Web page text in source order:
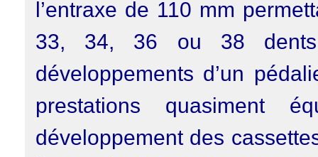
l’entraxe de 110 mm
33, 34, 36 ou 38 dents.
développements d’un
prestations quasiment
développement des